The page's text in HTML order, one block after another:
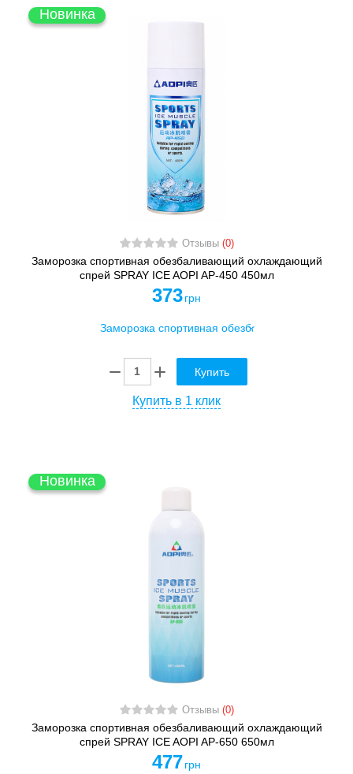
Новинка
Отзывы (0)
Заморозка спортивная обезбаливающий охлаждающий
спрей SPRAY ICE AOPI AP-450 450мл
373 грн
Купить
Купить в 1 клик
Новинка
Отзывы (0)
Заморозка спортивная обезбаливающий охлаждающий
спрей SPRAY ICE AOPI AP-650 650мл
477 грн